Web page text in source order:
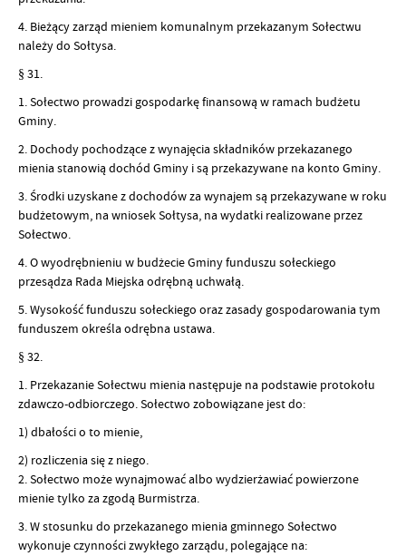
4. Bieżący zarząd mieniem komunalnym przekazanym Sołectwu
należy do Sołtysa.
§ 31.
1. Sołectwo prowadzi gospodarkę finansową w ramach budżetu
Gminy.
2. Dochody pochodzące z wynajęcia składników przekazanego
mienia stanowią dochód Gminy i są przekazywane na konto Gminy.
3. Środki uzyskane z dochodów za wynajem są przekazywane w roku
budżetowym, na wniosek Sołtysa, na wydatki realizowane przez
Sołectwo.
4. O wyodrębnieniu w budżecie Gminy funduszu sołeckiego
przesądza Rada Miejska odrębną uchwałą.
5. Wysokość funduszu sołeckiego oraz zasady gospodarowania tym
funduszem określa odrębna ustawa.
§ 32.
1. Przekazanie Sołectwu mienia następuje na podstawie protokołu
zdawczo-odbiorczego. Sołectwo zobowiązane jest do:
1) dbałości o to mienie,
2) rozliczenia się z niego.
2. Sołectwo może wynajmować albo wydzierżawiać powierzone
mienie tylko za zgodą Burmistrza.
3. W stosunku do przekazanego mienia gminnego Sołectwo
wykonuje czynności zwykłego zarządu, polegające na: